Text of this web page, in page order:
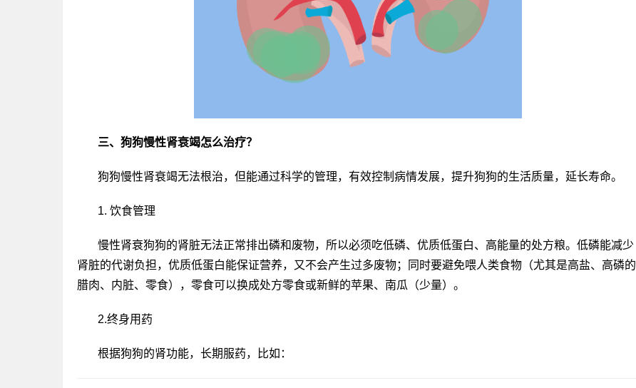
三、狗狗慢性肾衰竭怎么治疗？
狗狗慢性肾衰竭无法根治，但能通过科学的管理，有效控制病情发展，提升狗狗的生活质量，延长寿命。
1. 饮食管理
慢性肾衰狗狗的肾脏无法正常排出磷和废物，所以必须吃低磷、优质低蛋白、高能量的处方粮。低磷能减少
肾脏的代谢负担，优质低蛋白能保证营养，又不会产生过多废物；同时要避免喂人类食物（尤其是高盐、高磷的
腊肉、内脏、零食），零食可以换成处方零食或新鲜的苹果、南瓜（少量）。
2.终身用药
根据狗狗的肾功能，长期服药，比如：